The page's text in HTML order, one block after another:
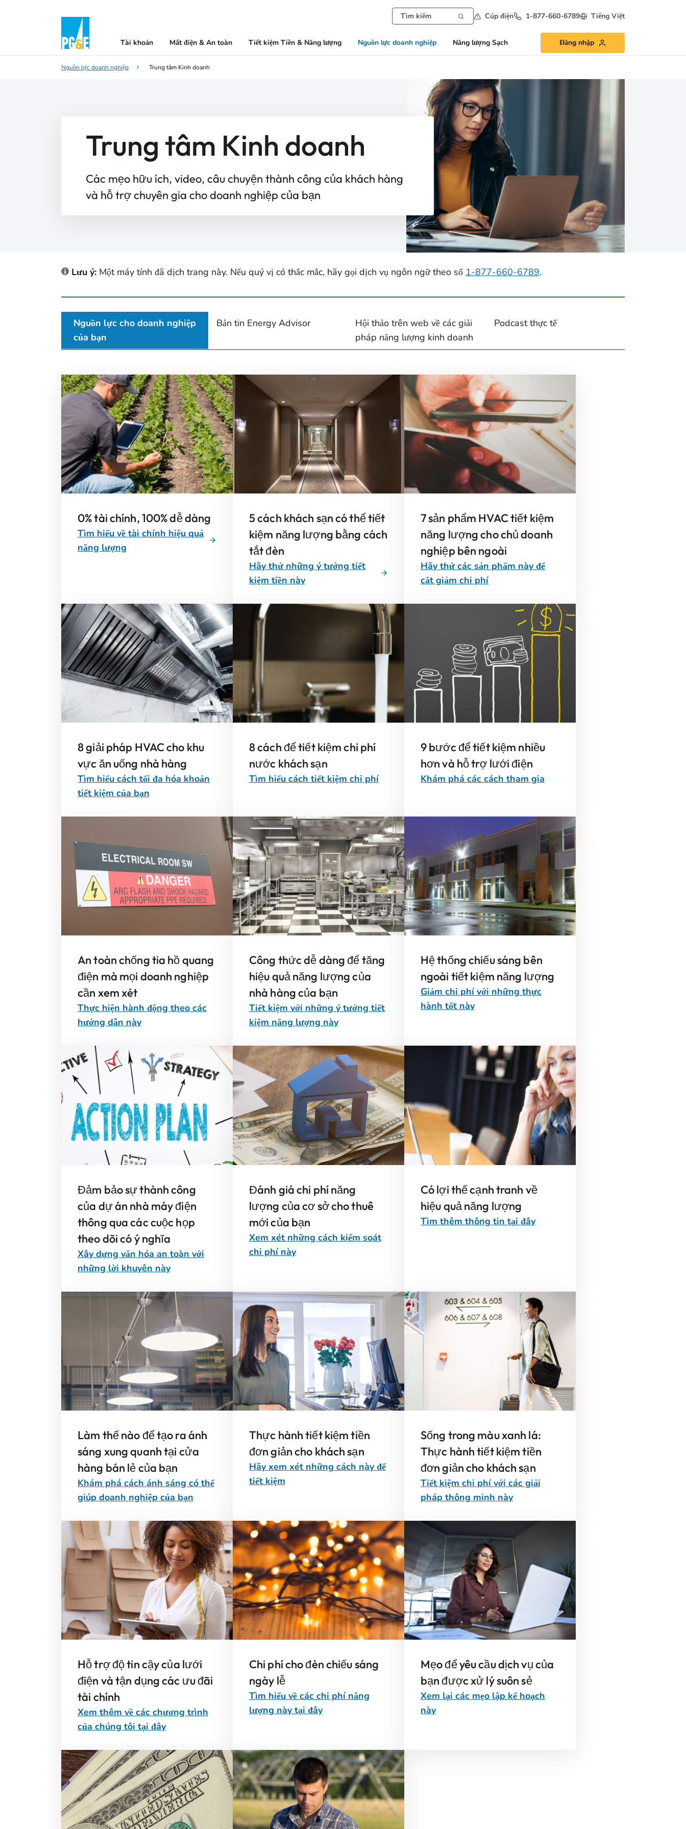
Cúp điện 1-877-660-6789 Tiếng Việt
Tài khoản Mất điện & An toàn Tiết kiệm Tiền & Năng lượng Nguồn lực doanh nghiệp Năng lượng Sạch Đăng nhập
Nguồn lực doanh nghiệp Trung tâm Kinh doanh
Trung tâm Kinh doanh
Các mẹo hữu ích, video, câu chuyện thành công của khách hàng
và hỗ trợ chuyên gia cho doanh nghiệp của bạn
Lưu ý: Một máy tính đã dịch trang này. Nếu quý vị có thắc mắc, hãy gọi dịch vụ ngôn ngữ theo số 1-877-660-6789.
Nguồn lực cho doanh nghiệp
của bạn
Bản tin Energy Advisor
Hội thảo trên web về các giải
pháp năng lượng kinh doanh
Podcast thực tế
0% tài chính, 100% dễ dàng
Tìm hiểu về tài chính hiệu quả
năng lượng
5 cách khách sạn có thể tiết
kiệm năng lượng bằng cách
tắt đèn
Hãy thử những ý tưởng tiết
kiệm tiền này
7 sản phẩm HVAC tiết kiệm
năng lượng cho chủ doanh
nghiệp bên ngoài
Hãy thử các sản phẩm này để
cắt giảm chi phí
8 giải pháp HVAC cho khu
vực ăn uống nhà hàng
Tìm hiểu cách tối đa hóa khoản
tiết kiệm của bạn
8 cách để tiết kiệm chi phí
nước khách sạn
Tìm hiểu cách tiết kiệm chi phí
9 bước để tiết kiệm nhiều
hơn và hỗ trợ lưới điện
Khám phá các cách tham gia
An toàn chống tia hồ quang
điện mà mọi doanh nghiệp
cần xem xét
Thực hiện hành động theo các
hướng dẫn này
Công thức dễ dàng để tăng
hiệu quả năng lượng của
nhà hàng của bạn
Tiết kiệm với những ý tưởng tiết
kiệm năng lượng này
Hệ thống chiếu sáng bên
ngoài tiết kiệm năng lượng
Giảm chi phí với những thực
hành tốt này
Đảm bảo sự thành công
của dự án nhà máy điện
thông qua các cuộc họp
theo dõi có ý nghĩa
Xây dựng văn hóa an toàn với
những lời khuyên này
Đánh giá chi phí năng
lượng của cơ sở cho thuê
mới của bạn
Xem xét những cách kiểm soát
chi phí này
Có lợi thế cạnh tranh về
hiệu quả năng lượng
Tìm thêm thông tin tại đây
Làm thế nào để tạo ra ánh
sáng xung quanh tại cửa
hàng bán lẻ của bạn
Khám phá cách ánh sáng có thể
giúp doanh nghiệp của bạn
Thực hành tiết kiệm tiền
đơn giản cho khách sạn
Hãy xem xét những cách này để
tiết kiệm
Sống trong màu xanh lá:
Thực hành tiết kiệm tiền
đơn giản cho khách sạn
Tiết kiệm chi phí với các giải
pháp thông minh này
Hỗ trợ độ tin cậy của lưới
điện và tận dụng các ưu đãi
tài chính
Xem thêm về các chương trình
của chúng tôi tại đây
Chi phí cho đèn chiếu sáng
ngày lễ
Tìm hiểu về các chi phí năng
lượng này tại đây
Mẹo để yêu cầu dịch vụ của
bạn được xử lý suôn sẻ
Xem lại các mẹo lập kế hoạch
này